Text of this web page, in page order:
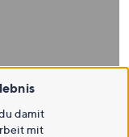
damit
mit